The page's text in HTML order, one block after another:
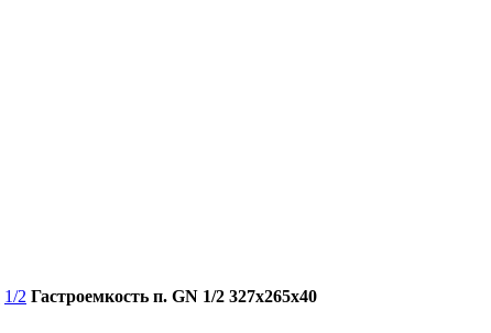
1/2 Гастроемкость п. GN 1/2 327х265х40